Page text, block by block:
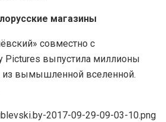
магазины
совместно с
Pictures выпустила миллионы
из вымышленной вселенной.